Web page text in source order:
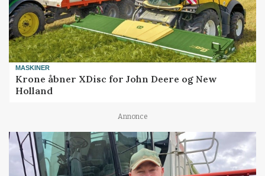
MASKINER
Krone åbner XDisc for John Deere og New
Holland
Annonce